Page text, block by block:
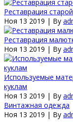
Реставрация
Ноя 13 2019 | By
Реставрация
Ноя 13 2019 | By
Используемые
куклам
Ноя 13 2019 | By
Винтажная одежда
Ноя 13 2019 | By